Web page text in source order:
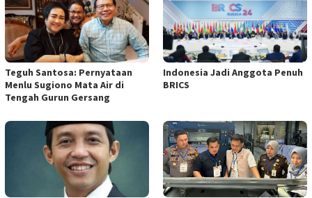
Teguh Santosa: Pernyataan
Menlu Sugiono Mata Air di
Tengah Gurun Gersang
Indonesia Jadi Anggota Penuh
BRICS